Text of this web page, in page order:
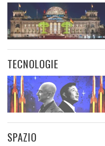
TECNOLOGIE
SPAZIO